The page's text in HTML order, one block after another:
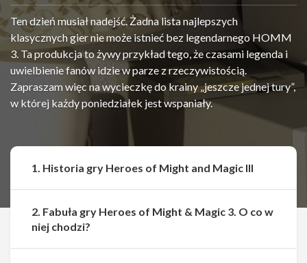
Ten dzień musiał nadejść. Żadna lista najlepszych
klasycznych gier nie może istnieć bez legendarnego HOMM
3. Ta produkcja to żywy przykład tego, że czasami legenda i
uwielbienie fanów idzie w parze z rzeczywistością.
Zapraszam więc na wycieczkę do krainy „jeszcze jednej tury”,
w której każdy poniedziałek jest wspaniały.
1. Historia gry Heroes of Might and Magic III
2. Fabuła gry Heroes of Might & Magic 3. O co w
niej chodzi?